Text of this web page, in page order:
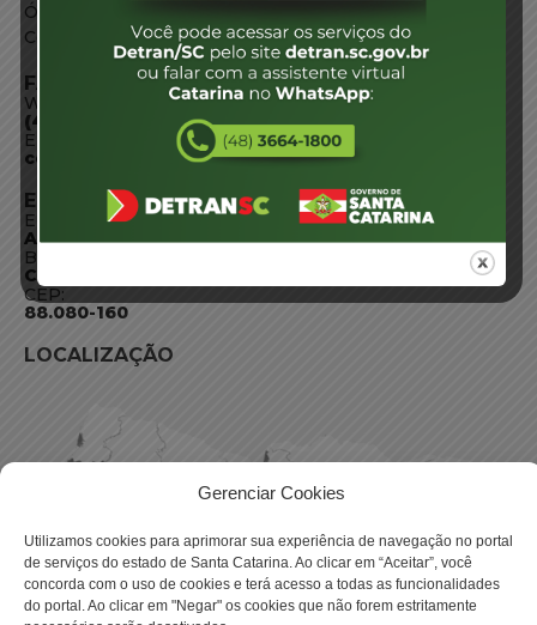
Gerenciar Cookies
Utilizamos cookies para aprimorar sua experiência de navegação no portal
de serviços do estado de Santa Catarina. Ao clicar em “Aceitar”, você
concorda com o uso de cookies e terá acesso a todas as funcionalidades
do portal. Ao clicar em "Negar" os cookies que não forem estritamente
Órgãos do Governo
Conheça SC
FALE CONOSCO
WhatsApp:
(48) 3664-1800
E-mail:
centraldeinformacoes@detran.sc.gov.br
ENDEREÇO
Endereço:
Av. Almirante Tamandaré - 480
Bairro:
Coqueiros, Florianópolis SC
CEP:
88.080-160
LOCALIZAÇÃO